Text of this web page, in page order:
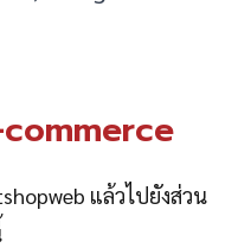
commerce
แล้วไปยังส่วน